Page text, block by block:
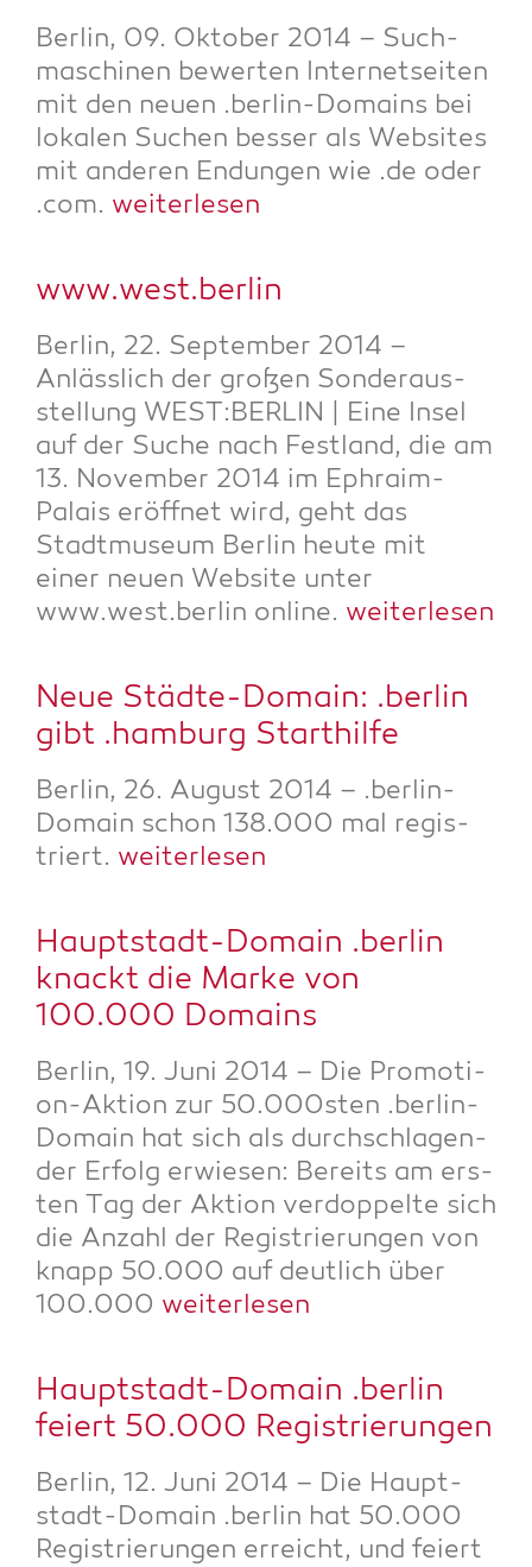
Ber­lin, 09. Okto­ber 2014 – Such­
ma­schi­nen bewer­ten Inter­net­sei­ten
mit den neu­en .ber­lin-Domains bei
loka­len Suchen bes­ser als Web­sites
mit ande­ren Endun­gen wie .de oder
.com. wei­ter­le­sen
www.west.berlin
Ber­lin, 22. Sep­tem­ber 2014 –
Anläss­lich der gro­ßen Son­der­aus­
stel­lung WEST:BERLIN | Eine Insel
auf der Suche nach Fest­land, die am
13. Novem­ber 2014 im Ephra­im-
Palais eröff­net wird, geht das
Stadt­mu­se­um Ber­lin heu­te mit
einer neu­en Web­site unter
www.west.berlin online. wei­ter­le­sen
Neue Städ­te-Domain: .ber­lin
gibt .ham­burg Starthilfe
Ber­lin, 26. August 2014 – .ber­lin-
Domain schon 138.000 mal regis­
triert. wei­ter­le­sen
Haupt­stadt-Domain .ber­lin
knackt die Mar­ke von
100.000 Domains
Ber­lin, 19. Juni 2014 – Die Pro­mo­ti­
on-Akti­on zur 50.000sten .ber­lin-
Domain hat sich als durch­schla­gen­
der Erfolg erwie­sen: Bereits am ers­
ten Tag der Akti­on ver­dop­pel­te sich
die Anzahl der Regis­trie­run­gen von
knapp 50.000 auf deut­lich über
100.000 wei­ter­le­sen
Haupt­stadt-Domain .ber­lin
fei­ert 50.000 Registrierungen
Ber­lin, 12. Juni 2014 – Die Haupt­
stadt-Domain .ber­lin hat 50.000
Regis­trie­run­gen erreicht, und fei­ert